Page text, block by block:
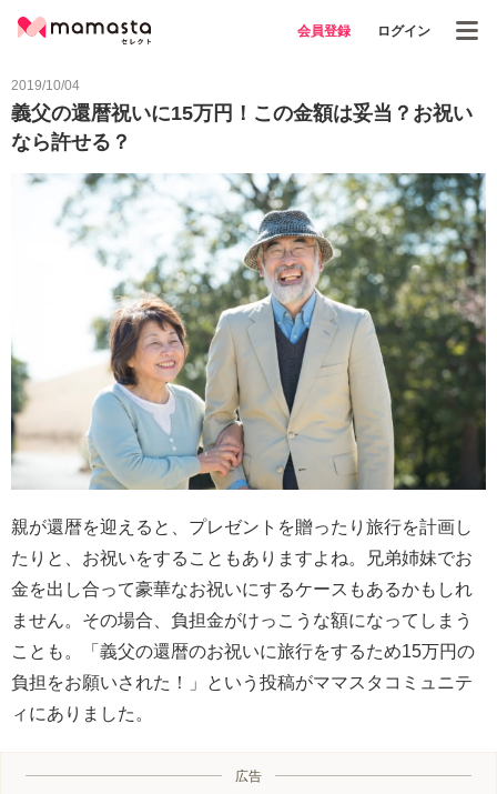
会員登録 ログイン
2019/10/04
義父の還暦祝いに15万円！この金額は妥当？お祝い
なら許せる？
親が還暦を迎えると、プレゼントを贈ったり旅行を計画し
たりと、お祝いをすることもありますよね。兄弟姉妹でお
金を出し合って豪華なお祝いにするケースもあるかもしれ
ません。その場合、負担金がけっこうな額になってしまう
ことも。「義父の還暦のお祝いに旅行をするため15万円の
負担をお願いされた！」という投稿がママスタコミュニテ
ィにありました。
広告